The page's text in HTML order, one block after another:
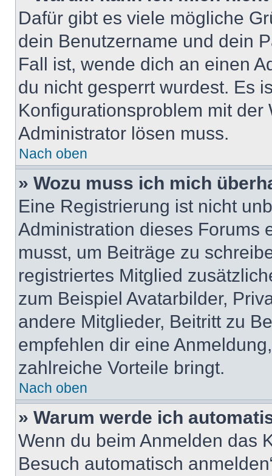
Dafür gibt es viele mögliche
dein Benutzername und dein
Fall ist, wende dich an einen
du nicht gesperrt wurdest. Es
Konfigurationsproblem mit
Administrator lösen muss.
Nach oben
» Wozu muss ich mich
Eine Registrierung ist nicht
Administration dieses Forums
musst, um Beiträge zu
registriertes Mitglied
zum Beispiel Avatarbilder,
andere Mitglieder, Beitritt zu
empfehlen dir eine
zahlreiche Vorteile bringt.
Nach oben
» Warum werde ich
Wenn du beim Anmelden das
Besuch automatisch